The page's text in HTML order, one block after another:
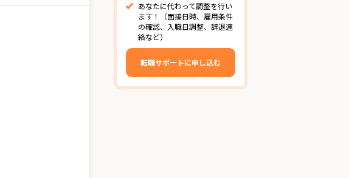
あなたに代わって調整を行い
ます！（面接日時、雇用条件
の確認、入職日調整、辞退連
絡など）
転職サポートに申し込む